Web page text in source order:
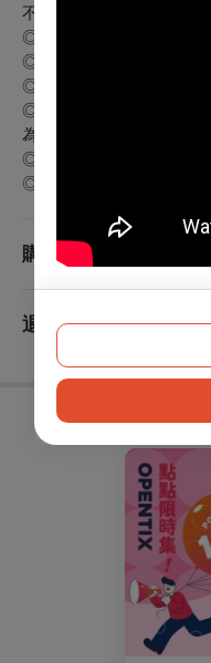
不退費。
◎活動全長約50分鐘。建
◎本活動過程需上下樓梯
◎持身障票入場請出示身
◎活動現場將安排攝、錄
為活動紀錄、宣傳使用
◎本活動不提供寄物服務。
◎退換票最遲於活動前1
購取票須知
退換須知
購買此節